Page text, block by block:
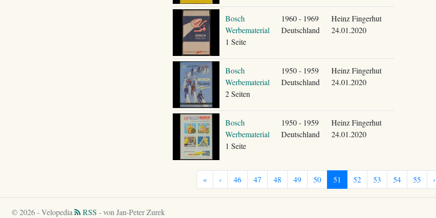
Bosch
Werbematerial
1 Seite
1960 - 1969
Deutschland
Heinz Fingerhut
24.01.2020
Bosch
Werbematerial
2 Seiten
1950 - 1959
Deutschland
Heinz Fingerhut
24.01.2020
Bosch
Werbematerial
1 Seite
1950 - 1959
Deutschland
Heinz Fingerhut
24.01.2020
« ‹ 46 47 48 49 50 51 52 53 54 55 ›
© 2026 - Velopedia RSS - von Jan-Peter Zurek